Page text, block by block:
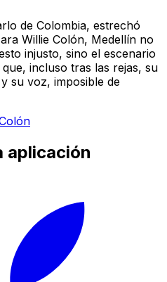
de Colombia, estrechó
Willie Colón, Medellín no
injusto, sino el escenario
incluso tras las rejas, su
su voz, imposible de
aplicación